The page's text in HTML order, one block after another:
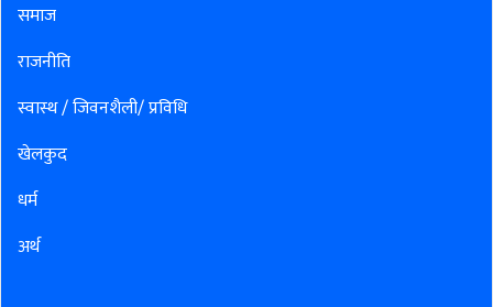
समाज
राजनीति
स्वास्थ / जिवनशैली/ प्रविधि
खेलकुद
धर्म
अर्थ